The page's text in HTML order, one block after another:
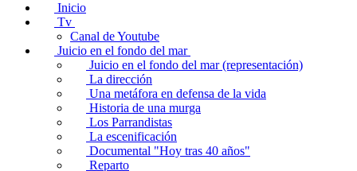
Inicio
Tv
Canal de Youtube
Juicio en el fondo del mar
Juicio en el fondo del mar (representación)
La dirección
Una metáfora en defensa de la vida
Historia de una murga
Los Parrandistas
La escenificación
Documental "Hoy tras 40 años"
Reparto